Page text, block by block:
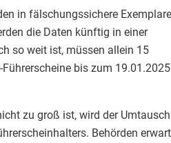
in fälschungssichere Exemplare
die Daten künftig in einer
so weit ist, müssen allein 15
bis zum 19.01.2025
zu groß ist, wird der
Behörden